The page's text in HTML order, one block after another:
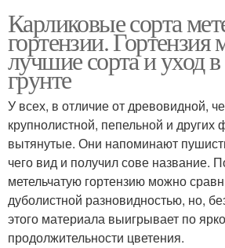
Карликовые сорта
гортензии. Гортензия
лучшие сорта и уход
грунте
У всех, в отличие от древовидной,
крупнолистной, пепельной и других
вытянутые. Они напоминают
чего вид и получил сове название.
метельчатую гортензию можно
дуболистной разновидностью, но,
этого материала выигрывает по
продолжительности цветения.